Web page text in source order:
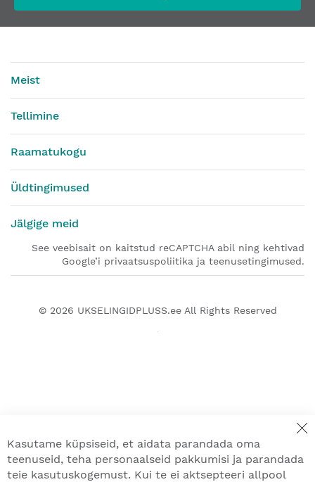
Meist
Tellimine
Raamatukogu
Üldtingimused
Jälgige meid
See veebisait on kaitstud reCAPTCHA abil ning kehtivad
Google’i privaatsuspoliitika ja teenusetingimused.
© 2026 UKSELINGIDPLUSS.eeAll Rights Reserved
Kasutame küpsiseid, et aidata parandada oma
teenuseid, teha personaalseid pakkumisi ja parandada
teie kasutuskogemust. Kui te ei aktsepteeri allpool